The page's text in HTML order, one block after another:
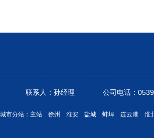
联系人：孙经理 公司电话：0539-
城市分站： 主站 徐州 淮安 盐城 蚌埠 连云港 淮